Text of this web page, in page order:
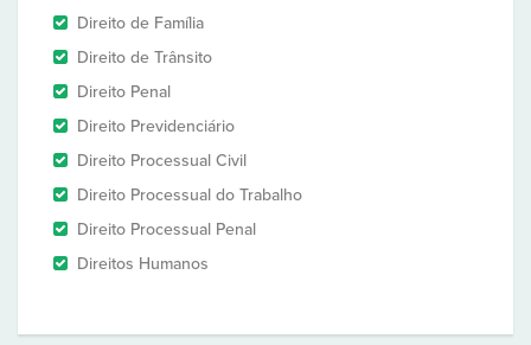
Direito de Família
Direito de Trânsito
Direito Penal
Direito Previdenciário
Direito Processual Civil
Direito Processual do Trabalho
Direito Processual Penal
Direitos Humanos